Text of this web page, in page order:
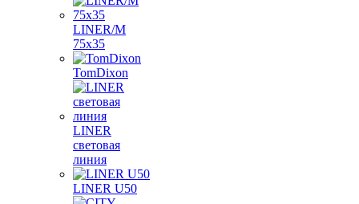
LINER/M
75х35
TomDixon
LINER
световая
линия
LINER U50